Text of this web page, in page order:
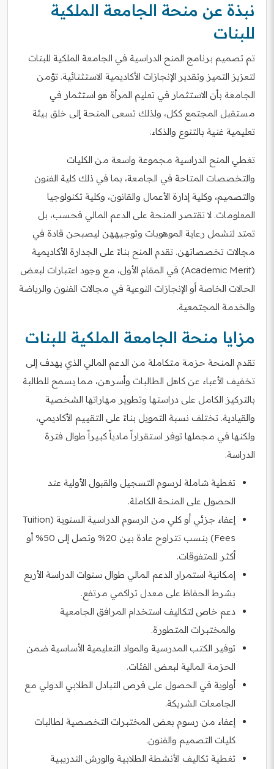
نبذة عن منحة الجامعة الملكية
للبنات
تم تصميم برنامج المنح الدراسية في الجامعة الملكية للبنات
لتعزيز التميز وتقدير الإنجازات الأكاديمية الاستثنائية. تؤمن
الجامعة بأن الاستثمار في تعليم المرأة هو استثمار في
مستقبل المجتمع ككل، ولذلك تسعى المنحة إلى خلق بيئة
تعليمية غنية بالتنوع والذكاء.
تغطي المنح الدراسية مجموعة واسعة من الكليات
والتخصصات المتاحة في الجامعة، بما في ذلك كلية الفنون
والتصميم، وكلية إدارة الأعمال والقانون، وكلية تكنولوجيا
المعلومات. لا تقتصر المنحة على الدعم المالي فحسب، بل
تمتد لتشمل رعاية الموهوبات وتوجيههن ليصبحن قادة في
مجالات تخصصاتهن. تقدم المنح بناءً على الجدارة الأكاديمية
(Academic Merit) في المقام الأول، مع وجود اعتبارات لبعض
الحالات الخاصة أو الإنجازات النوعية في مجالات الفنون والرياضة
والخدمة المجتمعية.
مزايا منحة الجامعة الملكية للبنات
تقدم المنحة حزمة متكاملة من الدعم المالي الذي يهدف إلى
تخفيف الأعباء عن كاهل الطالبات وأسرهن، مما يسمح للطالبة
بالتركيز الكامل على دراستها وتطوير مهاراتها الشخصية
والقيادية. تختلف نسبة التمويل بناءً على التقييم الأكاديمي،
ولكنها في مجملها توفر استقراراً مادياً كبيراً طوال فترة
الدراسة.
تغطية شاملة لرسوم التسجيل والقبول الأولية عند
الحصول على المنحة الكاملة.
إعفاء جزئي أو كلي من الرسوم الدراسية السنوية (Tuition
Fees) بنسب تتراوح عادة بين 20% وتصل إلى 50% أو
أكثر للمتفوقات.
إمكانية استمرار الدعم المالي طوال سنوات الدراسة الأربع
بشرط الحفاظ على معدل تراكمي مرتفع.
دعم خاص لتكاليف استخدام المرافق الجامعية
والمختبرات المتطورة.
توفير الكتب المدرسية والمواد التعليمية الأساسية ضمن
الحزمة المالية لبعض الفئات.
أولوية في الحصول على فرص التبادل الطلابي الدولي مع
الجامعات الشريكة.
إعفاء من رسوم بعض المختبرات التخصصية لطالبات
كليات التصميم والفنون.
تغطية تكاليف الأنشطة الطلابية والورش التدريبية